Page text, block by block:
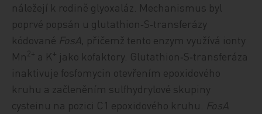
náležejí k rodině glyoxaláz. Mechanismus byl
poprvé popsán u glutathion‑S‑transferázy
kódované FosA, přičemž tento enzym využívá ionty
Mn 2+ a K+ jako kofaktory. Glutathion­‑S‑transferáza
inaktivuje fosfomycin otevřením epoxidového
kruhu a začleněním sulfhydrylové skupiny
cysteinu na pozici C1 epoxidového kruhu.
FosA